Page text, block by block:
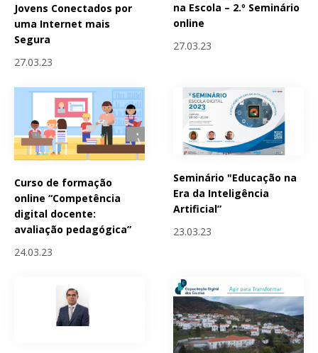
Jovens Conectados por
uma Internet mais
Segura
27.03.23
na Escola – 2.º Seminário
online
27.03.23
Curso de formação
online “Competência
digital docente:
avaliação pedagógica”
24.03.23
Seminário "Educação na
Era da Inteligência
Artificial”
23.03.23